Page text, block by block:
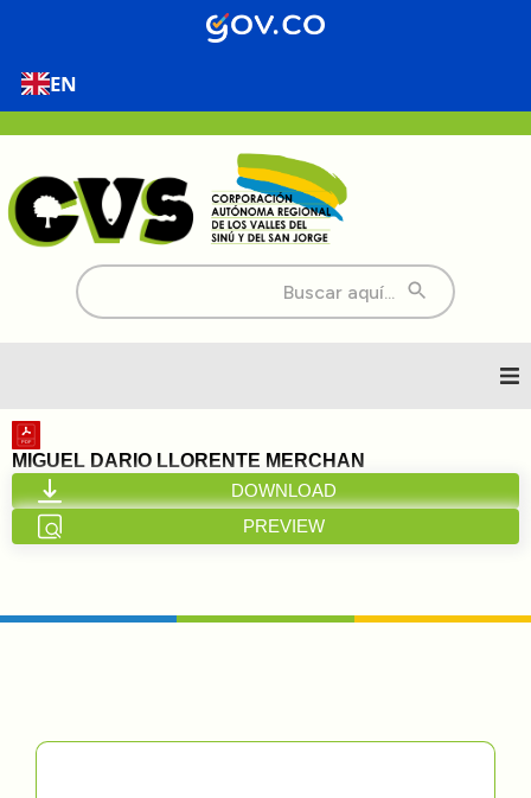
EN
Buscar:
Inicio
Nosotros
Transparencia
Participa
MIGUEL DARIO LLORENTE MERCHAN
DOWNLOAD
PREVIEW